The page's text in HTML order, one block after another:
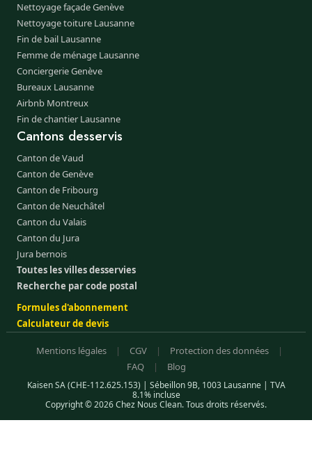
Nettoyage façade Genève
Nettoyage toiture Lausanne
Fin de bail Lausanne
Femme de ménage Lausanne
Conciergerie Genève
Bureaux Lausanne
Airbnb Montreux
Fin de chantier Lausanne
Cantons desservis
Canton de Vaud
Canton de Genève
Canton de Fribourg
Canton de Neuchâtel
Canton du Valais
Canton du Jura
Jura bernois
Toutes les villes desservies
Recherche par code postal
Formules d'abonnement
Calculateur de devis
Mentions légales | CGV | Protection des données
|
FAQ
| Blog
Kaisen SA (CHE-112.625.153) | Sébeillon 9B, 1003 Lausanne | TVA
8.1% incluse
Copyright © 2026 Chez Nous Clean. Tous droits réservés.